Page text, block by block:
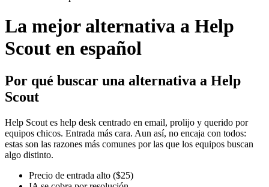
La mejor alternativa a Help
Scout en español
Por qué buscar una alternativa a Help
Scout
Help Scout es help desk centrado en email, prolijo y querido por
equipos chicos. Entrada más cara. Aun así, no encaja con todos:
estas son las razones más comunes por las que los equipos buscan
algo distinto.
Precio de entrada alto ($25)